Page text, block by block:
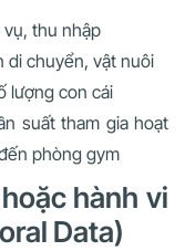
thu nhập
di chuyển, vật nuôi
lượng con cái
suất tham gia hoạt
phòng gym
hành vi
Data)